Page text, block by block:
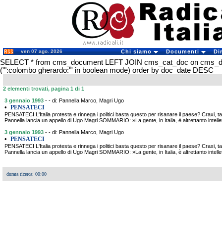
ven 07 ago. 2026 Chi siamo Documenti
SELECT * from cms_document LEFT JOIN cms_cat_doc on
('":colombo gherardo:"' in boolean mode) order by doc_date DESC
2 elementi trovati, pagina 1 di 1
3 gennaio 1993 - - di: Pannella Marco, Magri Ugo
• PENSATECI
PENSATECI L'Italia protesta e rinnega i politici basta questo per risanare il paese? Craxi,
Pannella lancia un appello di Ugo Magri SOMMARIO: »La gente, in Italia, è altrettanto
3 gennaio 1993 - - di: Pannella Marco, Magri Ugo
• PENSATECI
PENSATECI L'Italia protesta e rinnega i politici basta questo per risanare il paese? Craxi,
Pannella lancia un appello di Ugo Magri SOMMARIO: »La gente, in Italia, è altrettanto
durata ricerca: 00:00